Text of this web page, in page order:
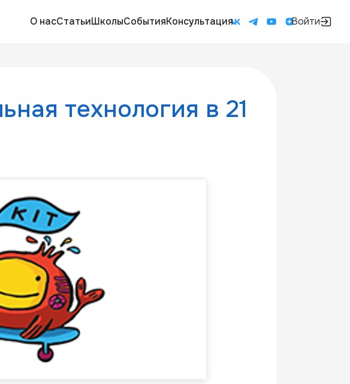
О насСтатьиШколыСобытияКонсультация Войти
технология в 21